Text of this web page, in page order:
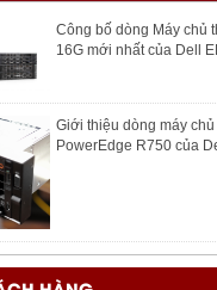
Công bố dòng Máy chủ
16G mới nhất của Dell
Giới thiệu dòng máy
PowerEdge R750 của